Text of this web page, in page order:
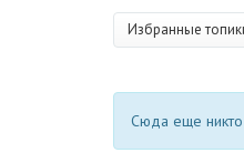
Избранные
Сюда еще никто